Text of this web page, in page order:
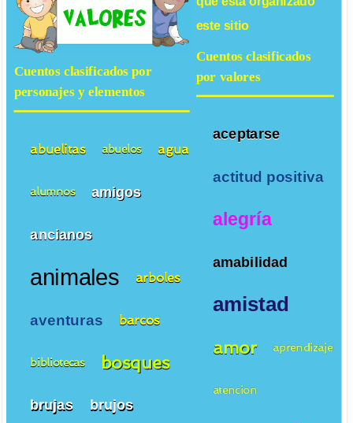
este sitio
Cuentos clasificados
por valores
aceptarse
actitud positiva
alegría
amabilidad
amistad
amor aprendizaje
atencion
Cuentos clasificados por
personajes y elementos
abuelitas abuelos agua
alumnos amigos
ancianos
animales arboles
aventuras barcos
bibliotecas bosques
brujas brujos